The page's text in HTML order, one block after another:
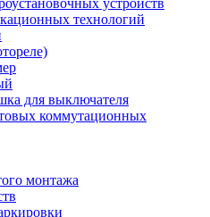
устройств
технологий
для выключателя
коммутационных
монтажа